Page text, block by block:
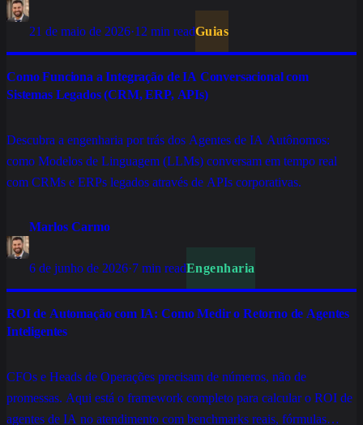
21 de maio de 2026·12 min readGuias
Como Funciona a Integração de IA Conversacional com
Sistemas Legados (CRM, ERP, APIs)
Descubra a engenharia por trás dos Agentes de IA Autônomos:
como Modelos de Linguagem (LLMs) conversam em tempo real
com CRMs e ERPs legados através de APIs corporativas.
Marlos Carmo
6 de junho de 2026·7 min readEngenharia
ROI de Automação com IA: Como Medir o Retorno de Agentes
Inteligentes
CFOs e Heads de Operações precisam de números, não de
promessas. Aqui está o framework completo para calcular o ROI de
agentes de IA no atendimento com benchmarks reais, fórmulas